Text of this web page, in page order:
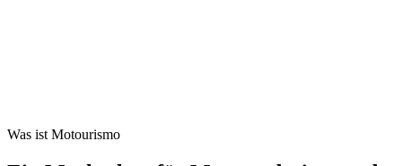
Was ist Motourismo